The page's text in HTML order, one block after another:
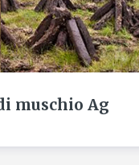
muschio Ag